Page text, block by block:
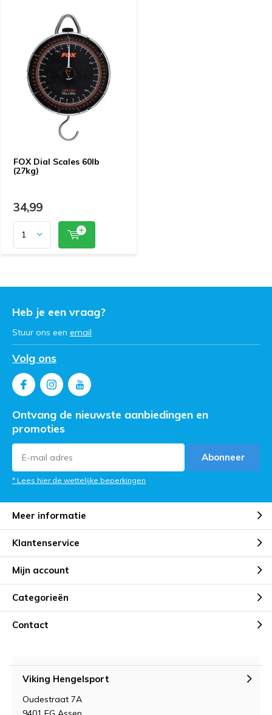
FOX Dial Scales 60lb
(27kg)
34,99
Heb je een vraag?
Stuur ons een email
Volg ons
Ontvang de nieuwste aanbiedingen en
promoties
Abonneer
* Lees hier de wettelijke beperkingen
Meer informatie
Klantenservice
Mijn account
Categorieën
Contact
Viking Hengelsport
Oudestraat 7A